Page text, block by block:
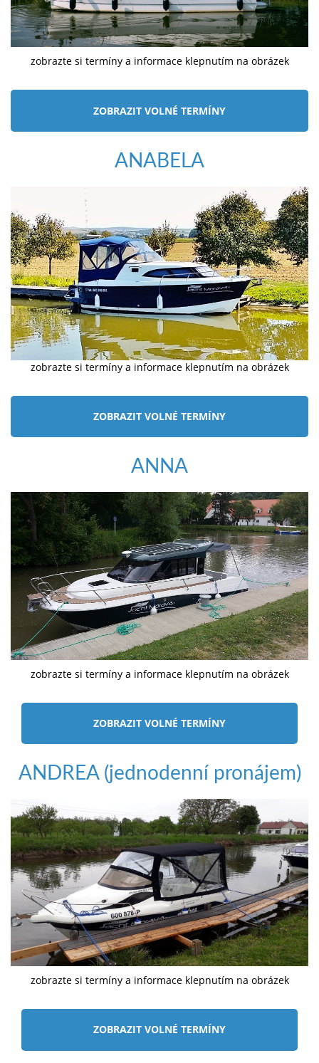
zobrazte si termíny a informace klepnutím na obrázek
ZOBRAZIT VOLNÉ TERMÍNY
ANABELA
zobrazte si termíny a informace klepnutím na obrázek
ZOBRAZIT VOLNÉ TERMÍNY
ANNA
zobrazte si termíny a informace klepnutím na obrázek
ZOBRAZIT VOLNÉ TERMÍNY
ANDREA (jednodenní pronájem)
zobrazte si termíny a informace klepnutím na obrázek
ZOBRAZIT VOLNÉ TERMÍNY